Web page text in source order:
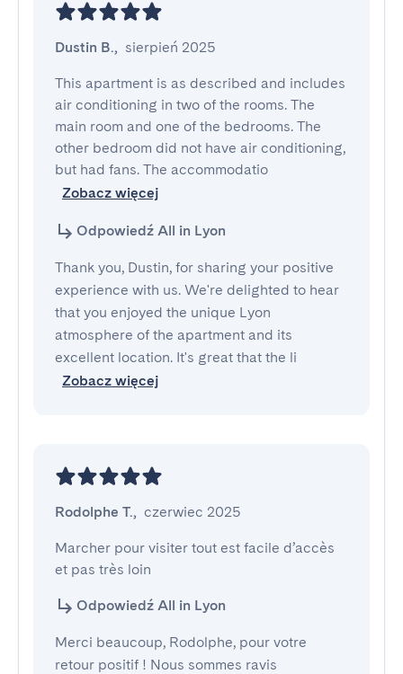
Dustin B., sierpień 2025
This apartment is as described and includes
air conditioning in two of the rooms. The
main room and one of the bedrooms. The
other bedroom did not have air conditioning,
but had fans. The accommodatio
Zobacz więcej
Odpowiedź All in Lyon
Thank you, Dustin, for sharing your positive
experience with us. We're delighted to hear
that you enjoyed the unique Lyon
atmosphere of the apartment and its
excellent location. It's great that the li
Zobacz więcej
Rodolphe T., czerwiec 2025
Marcher pour visiter tout est facile d’accès
et pas très loin
Odpowiedź All in Lyon
Merci beaucoup, Rodolphe, pour votre
retour positif ! Nous sommes ravis